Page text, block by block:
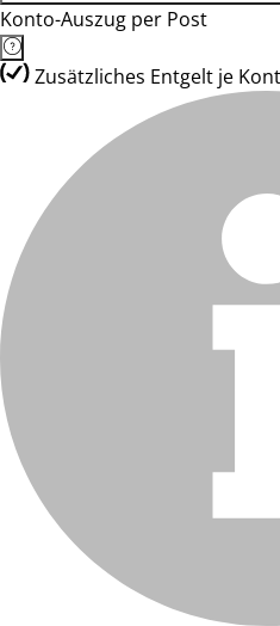
Konto-Auszug per Post
Zusätzliches Entgelt je